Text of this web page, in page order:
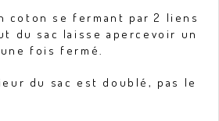
coton se fermant par 2 liens
du sac laisse apercevoir un
fois fermé.
du sac est doublé, pas le